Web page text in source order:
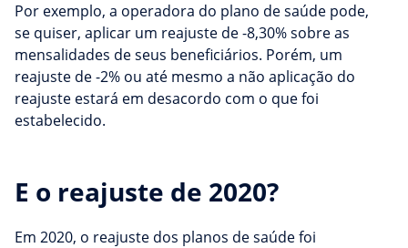
Por exemplo, a operadora do plano de saúde pode,
se quiser, aplicar um reajuste de -8,30% sobre as
mensalidades de seus beneficiários. Porém, um
reajuste de -2% ou até mesmo a não aplicação do
reajuste estará em desacordo com o que foi
estabelecido.
E o reajuste de 2020?
Em 2020, o reajuste dos planos de saúde foi